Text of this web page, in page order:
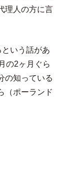
理人の方に言
いう話があ
の2ヶ月ぐら
の知っている
（ポーランド